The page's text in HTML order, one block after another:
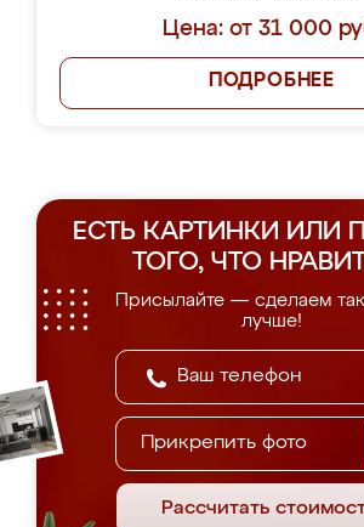
Цена: от 31 000
ПОДРОБНЕЕ
ЕСТЬ КАРТИНКИ ИЛИ
ТОГО, ЧТО
Присылайте — сделаем
лучше!
Прикрепить фото
Рассчитать